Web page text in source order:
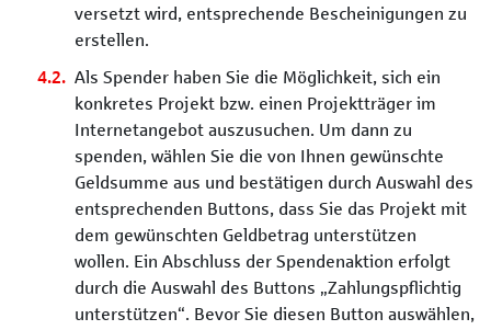
versetzt wird, entsprechende Bescheinigungen zu
erstellen.
Als Spender haben Sie die Möglichkeit, sich ein
konkretes Projekt bzw. einen Projektträger im
Internetangebot auszusuchen. Um dann zu
spenden, wählen Sie die von Ihnen gewünschte
Geldsumme aus und bestätigen durch Auswahl des
entsprechenden Buttons, dass Sie das Projekt mit
dem gewünschten Geldbetrag unterstützen
wollen. Ein Abschluss der Spendenaktion erfolgt
durch die Auswahl des Buttons „Zahlungspflichtig
unterstützen“. Bevor Sie diesen Button auswählen,